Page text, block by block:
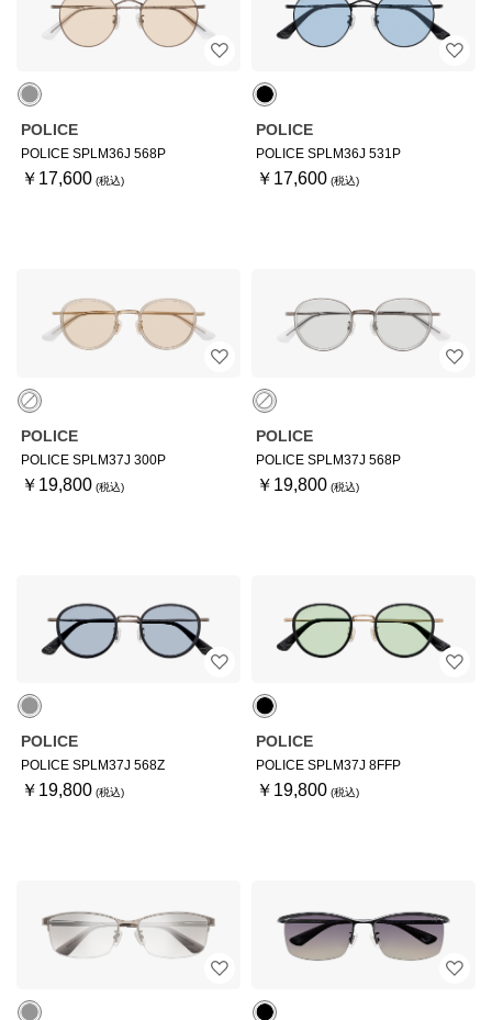
POLICE
POLICE SPLM36J 568P
￥17,600
POLICE
POLICE SPLM36J 531P
￥17,600
POLICE
POLICE SPLM37J 300P
￥19,800
POLICE
POLICE SPLM37J 568P
￥19,800
POLICE
POLICE SPLM37J 568Z
￥19,800
POLICE
POLICE SPLM37J 8FFP
￥19,800